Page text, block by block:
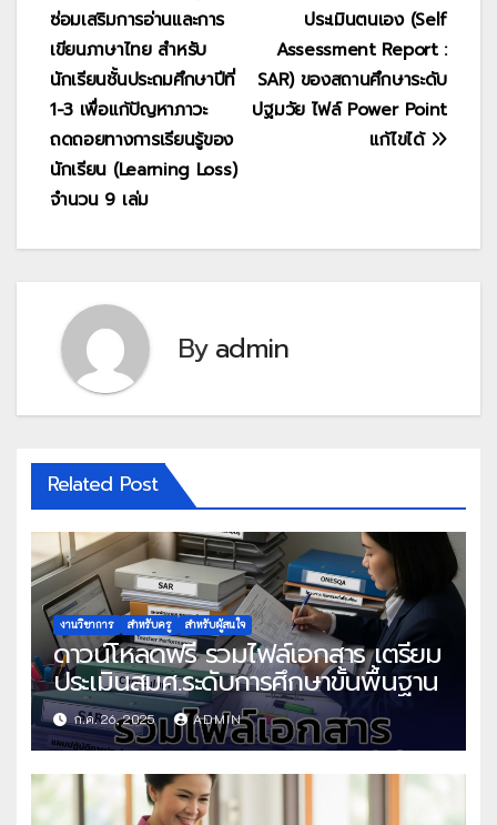
เรื่อง
ประเมินตนเอง (Self
Assessment Report :
SAR) ของสถานศึกษาระดับ
ปฐมวัย ไฟล์ Power Point
แก้ไขได้
ซ่อมเสริมการอ่านและการ
เขียนภาษาไทย สำหรับ
นักเรียนชั้นประถมศึกษาปีที่
1-3 เพื่อแก้ปัญหาภาวะ
ถดถอยทางการเรียนรู้ของ
นักเรียน (Learning Loss)
จำนวน 9 เล่ม
Byadmin
Related Post
งานวิชาการ สำหรับครู สำหรับผู้สนใจ
ดาวน์โหลดฟรี รวมไฟล์เอกสาร เตรียม
ประเมินสมศ.ระดับการศึกษาขั้นพื้นฐาน
ก.ค. 26, 2025 ADMIN